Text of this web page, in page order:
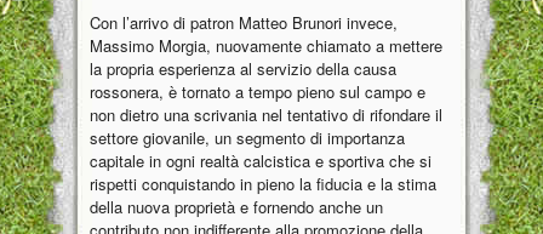
Con l’arrivo di patron Matteo Brunori invece,
Massimo Morgia, nuovamente chiamato a mettere
la propria esperienza al servizio della causa
rossonera, è tornato a tempo pieno sul campo e
non dietro una scrivania nel tentativo di rifondare il
settore giovanile, un segmento di importanza
capitale in ogni realtà calcistica e sportiva che si
rispetti conquistando in pieno la fiducia e la stima
della nuova proprietà e fornendo anche un